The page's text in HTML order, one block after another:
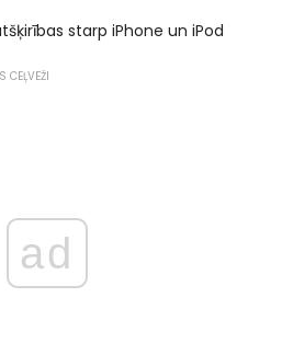
starp iPhone un iPod
CEĻVEŽI
ad